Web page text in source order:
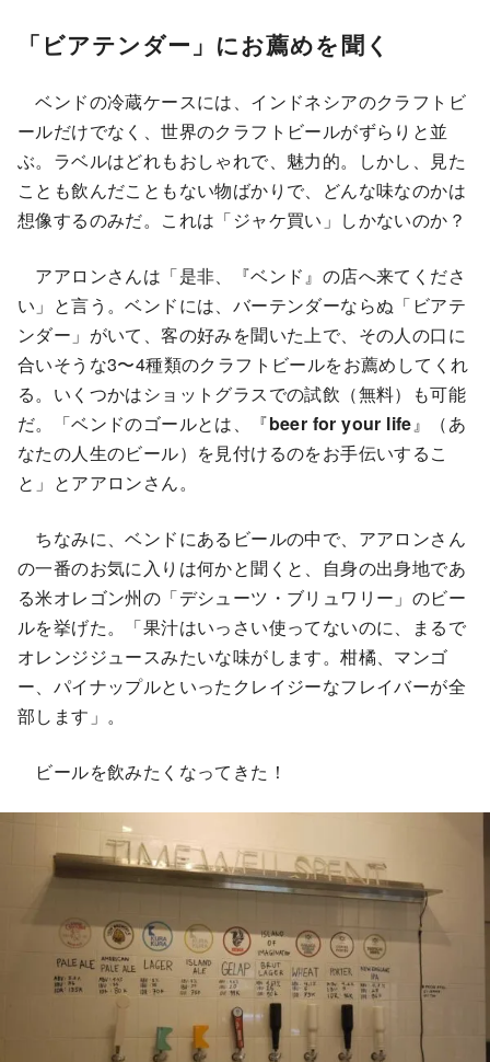
「ビアテンダー」にお薦めを聞く
ベンドの冷蔵ケースには、インドネシアのクラフトビ
ールだけでなく、世界のクラフトビールがずらりと並
ぶ。ラベルはどれもおしゃれで、魅力的。しかし、見た
ことも飲んだこともない物ばかりで、どんな味なのかは
想像するのみだ。これは「ジャケ買い」しかないのか？
アアロンさんは「是非、『ベンド』の店へ来てくださ
い」と言う。ベンドには、バーテンダーならぬ「ビアテ
ンダー」がいて、客の好みを聞いた上で、その人の口に
合いそうな3〜4種類のクラフトビールをお薦めしてくれ
る。いくつかはショットグラスでの試飲（無料）も可能
だ。「ベンドのゴールとは、『beer for your life』（あ
なたの人生のビール）を見付けるのをお手伝いするこ
と」とアアロンさん。
ちなみに、ベンドにあるビールの中で、アアロンさん
の一番のお気に入りは何かと聞くと、自身の出身地であ
る米オレゴン州の「デシューツ・ブリュワリー」のビー
ルを挙げた。「果汁はいっさい使ってないのに、まるで
オレンジジュースみたいな味がします。柑橘、マンゴ
ー、パイナップルといったクレイジーなフレイバーが全
部します」。
ビールを飲みたくなってきた！